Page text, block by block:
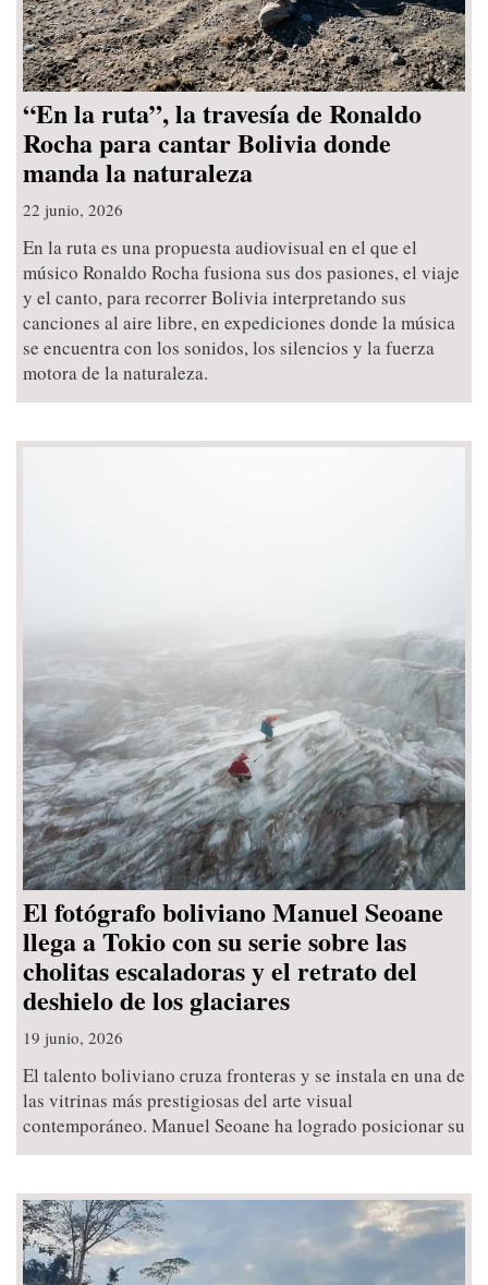
“En la ruta”, la travesía de Ronaldo
Rocha para cantar Bolivia donde
manda la naturaleza
22 junio, 2026
En la ruta es una propuesta audiovisual en el que el
músico Ronaldo Rocha fusiona sus dos pasiones, el viaje
y el canto, para recorrer Bolivia interpretando sus
canciones al aire libre, en expediciones donde la música
se encuentra con los sonidos, los silencios y la fuerza
motora de la naturaleza.
El fotógrafo boliviano Manuel Seoane
llega a Tokio con su serie sobre las
cholitas escaladoras y el retrato del
deshielo de los glaciares
19 junio, 2026
El talento boliviano cruza fronteras y se instala en una de
las vitrinas más prestigiosas del arte visual
contemporáneo. Manuel Seoane ha logrado posicionar su